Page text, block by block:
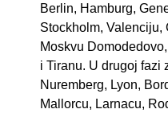
Berlin, Hamburg,
Stockholm, Valenciju,
Moskvu
i Tiranu. U drugoj fazi
Nuremberg, Lyon,
Mallorcu, Larnacu,